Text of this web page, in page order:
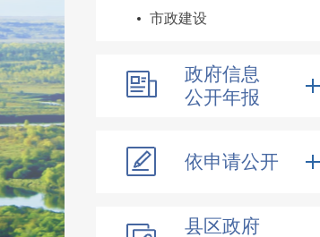
市政建设
政府信息
公开年报
依申请公开
县区政府